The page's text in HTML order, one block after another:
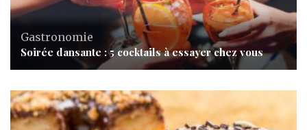
Gastronomie
Soirée dansante : 5 cocktails à essayer chez vous